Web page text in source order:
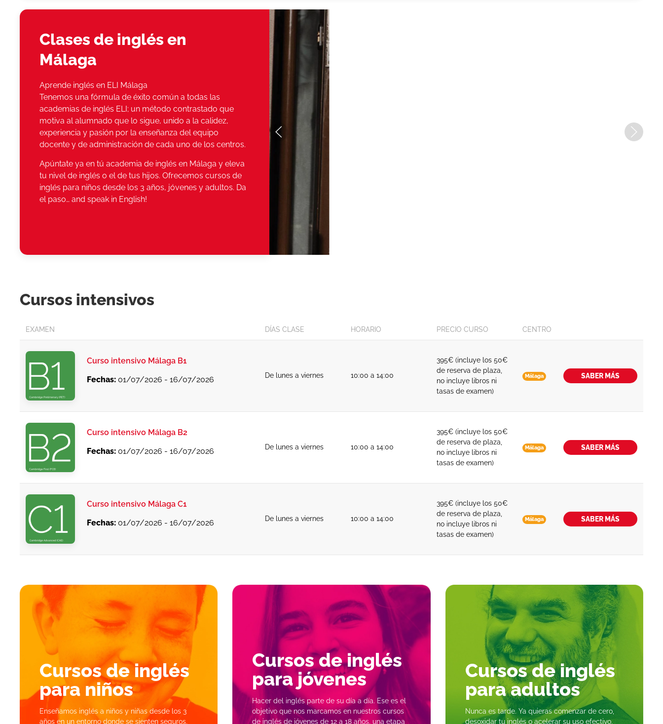
Clases de inglés en
Málaga
Aprende inglés en ELI Málaga
Tenemos una fórmula de éxito común a todas las
academias de inglés ELI; un método contrastado que
motiva al alumnado que lo sigue, unido a la calidez,
experiencia y pasión por la enseñanza del equipo
docente y de administración de cada uno de los centros.
Apúntate ya en tú academia de inglés en Málaga y eleva
tu nivel de inglés o el de tus hijos. Ofrecemos cursos de
inglés para niños desde los 3 años, jóvenes y adultos. Da
el paso… and speak in English!
Cursos intensivos
EXAMEN DÍAS CLASE HORARIO PRECIO CURSO CENTRO
Curso intensivo Málaga B1
Fechas: 01/07/2026 - 16/07/2026 De lunes a viernes 10:00 a 14:00
395€ (incluye los 50€
de reserva de plaza,
no incluye libros ni
tasas de examen)
Málaga SABER MÁS
Curso intensivo Málaga B2
Fechas: 01/07/2026 - 16/07/2026 De lunes a viernes 10:00 a 14:00
395€ (incluye los 50€
de reserva de plaza,
no incluye libros ni
tasas de examen)
Málaga SABER MÁS
Curso intensivo Málaga C1
Fechas: 01/07/2026 - 16/07/2026 De lunes a viernes 10:00 a 14:00
395€ (incluye los 50€
de reserva de plaza,
no incluye libros ni
tasas de examen)
Málaga SABER MÁS
Cursos de inglés
para niños
Enseñamos inglés a niños y niñas desde los 3
años en un entorno donde se sienten seguros,
Cursos de inglés
parajóvenes
Hacer del inglés parte de su día a día. Ese es el
objetivo que nos marcamos en nuestros cursos
de inglés de jóvenes de 12 a 18 años, una etapa
Cursos de inglés
paraadultos
Nunca es tarde. Ya quieras comenzar de cero,
desoxidar tu inglés o acelerar su uso efectivo,